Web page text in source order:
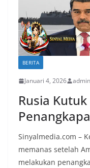
BERITA
Januari 4, 2026 admin
Rusia
Sinyalmedia.com –
memanas setelah
melakukan